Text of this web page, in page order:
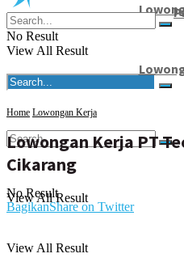
No Result
View All Result
No Result
View All Result
No Result
View All Result
Home Lowongan Kerja
Lowongan Kerja PT
Cikarang
BagikanShare on Twitter